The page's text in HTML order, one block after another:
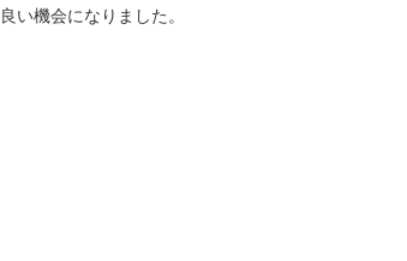
良い機会になりました。